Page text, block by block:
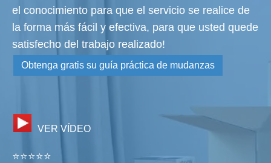
el conocimiento para que el servicio se realice de
la forma más fácil y efectiva, para que usted quede
satisfecho del trabajo realizado!
Obtenga gratis su guía práctica de mudanzas
VER VÍDEO
⭐⭐⭐⭐⭐